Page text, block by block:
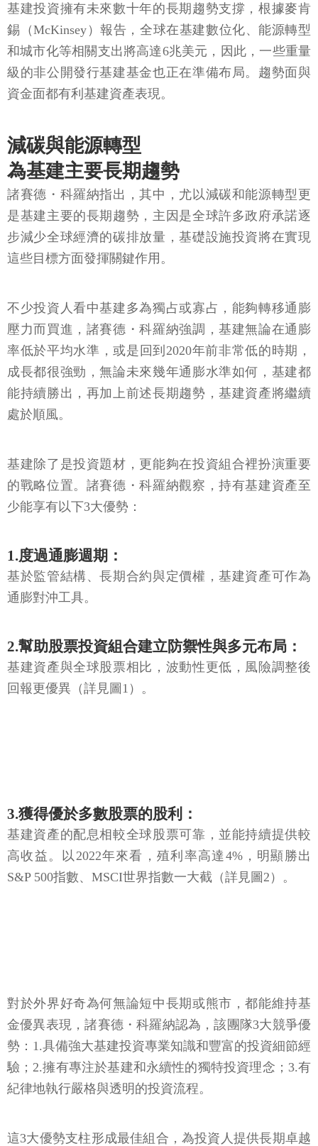
基建投資擁有未來數十年的長期趨勢支撐，根據麥肯
錫（McKinsey）報告，全球在基建數位化、能源轉型
和城市化等相關支出將高達6兆美元，因此，一些重量
級的非公開發行基建基金也正在準備布局。趨勢面與
資金面都有利基建資產表現。
減碳與能源轉型
為基建主要長期趨勢
諸賽德・科羅納指出，其中，尤以減碳和能源轉型更
是基建主要的長期趨勢，主因是全球許多政府承諾逐
步減少全球經濟的碳排放量，基礎設施投資將在實現
這些目標方面發揮關鍵作用。
不少投資人看中基建多為獨占或寡占，能夠轉移通膨
壓力而買進，諸賽德・科羅納強調，基建無論在通膨
率低於平均水準，或是回到2020年前非常低的時期，
成長都很強勁，無論未來幾年通膨水準如何，基建都
能持續勝出，再加上前述長期趨勢，基建資產將繼續
處於順風。
基建除了是投資題材，更能夠在投資組合裡扮演重要
的戰略位置。諸賽德・科羅納觀察，持有基建資產至
少能享有以下3大優勢：
1.度過通膨週期：
基於監管結構、長期合約與定價權，基建資產可作為
通膨對沖工具。
2.幫助股票投資組合建立防禦性與多元布局：
基建資產與全球股票相比，波動性更低，風險調整後
回報更優異（詳見圖1）。
3.獲得優於多數股票的股利：
基建資產的配息相較全球股票可靠，並能持續提供較
高收益。以2022年來看，殖利率高達4%，明顯勝出
S&P 500指數、MSCI世界指數一大截（詳見圖2）。
對於外界好奇為何無論短中長期或熊市，都能維持基
金優異表現，諸賽德・科羅納認為，該團隊3大競爭優
勢：1.具備強大基建投資專業知識和豐富的投資細節經
驗；2.擁有專注於基建和永續性的獨特投資理念；3.有
紀律地執行嚴格與透明的投資流程。
這3大優勢支柱形成最佳組合，為投資人提供長期卓越